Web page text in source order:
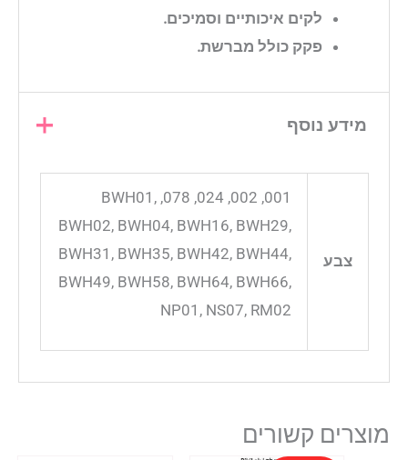
לקים איכותיים וסמיכים.
פקק כולל מברשת.
מידע נוסף
צבע
001, 002, 024, 078, BWH01,
BWH02, BWH04, BWH16, BWH29,
BWH31, BWH35, BWH42, BWH44,
BWH49, BWH58, BWH64, BWH66,
NP01, NS07, RM02
מוצרים קשורים